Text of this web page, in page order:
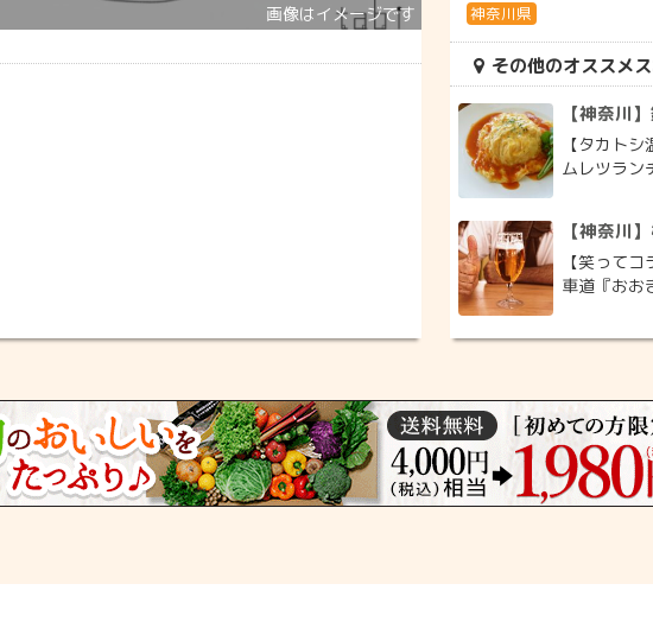
神奈川県
その他のオススメ
【神奈川
【タカト
ムレツラン
【神奈川
【笑って
車道『おお